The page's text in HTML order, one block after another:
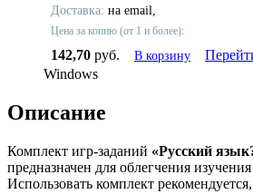
Доставка: на email,
Цена за копию (от 1 и более):
142,70 руб. В корзину
Windows
Описание
Комплект игр-заданий «Русский
предназначен для облегчения
Использовать комплект